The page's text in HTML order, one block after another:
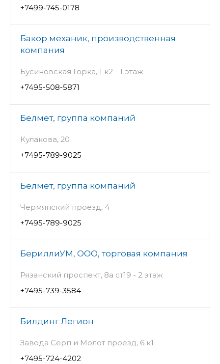
+7499-745-0178
Бакор механик, производственная
компания
Бусиновская Горка, 1 к2 - 1 этаж
+7495-508-5871
Белмет, группа компаний
Кулакова, 20
+7495-789-9025
Белмет, группа компаний
Чермянский проезд, 4
+7495-789-9025
БериллиУМ, ООО, торговая компания
Рязанский проспект, 8а ст19 - 2 этаж
+7495-739-3584
Билдинг Легион
Завода Серп и Молот проезд, 6 к1
+7495-724-4202